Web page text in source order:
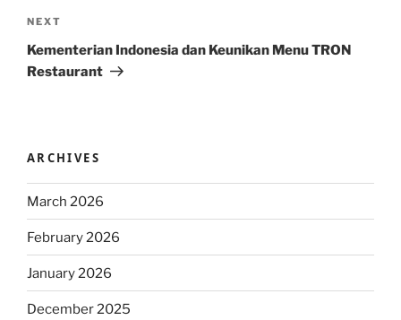
Next
Post
NEXT
Kementerian Indonesia dan Keunikan Menu TRON
Restaurant
ARCHIVES
March 2026
February 2026
January 2026
December 2025